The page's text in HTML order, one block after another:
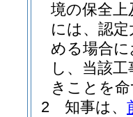
境の保全
には、認
める場合
し、当該
きことを
2
知事は、